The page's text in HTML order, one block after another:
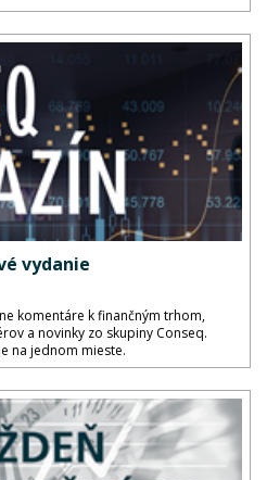
vydanie
komentáre k finančným trhom,
a novinky zo skupiny Conseq.
na jednom mieste.